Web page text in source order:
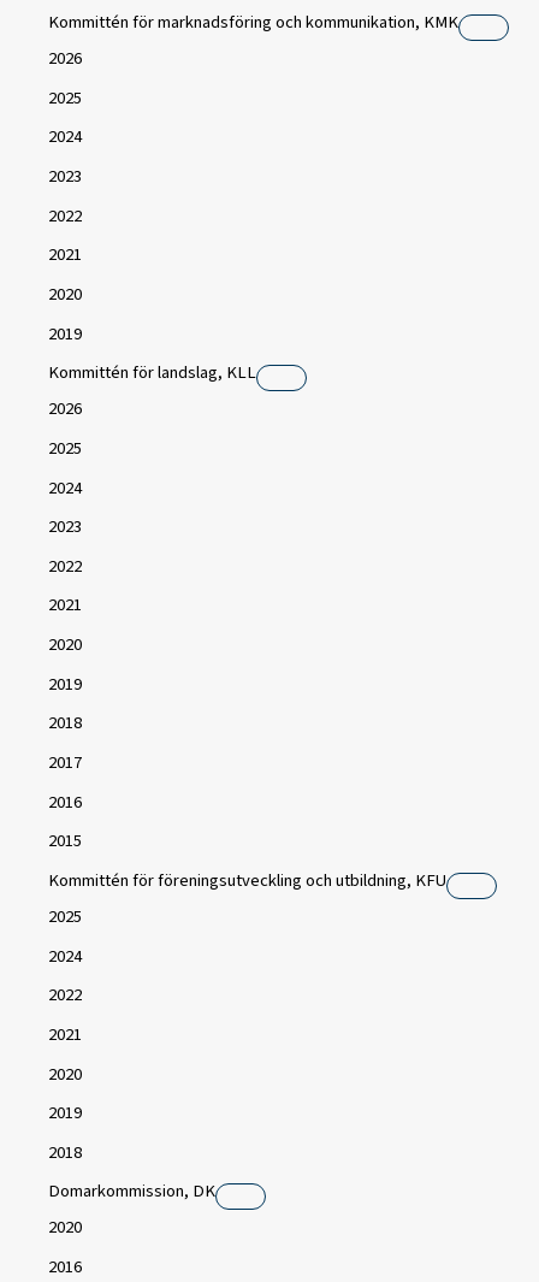
Kommittén för marknadsföring och kommunikation, KMK
2026
2025
2024
2023
2022
2021
2020
2019
Kommittén för landslag, KLL
2026
2025
2024
2023
2022
2021
2020
2019
2018
2017
2016
2015
Kommittén för föreningsutveckling och utbildning, KFU
2025
2024
2022
2021
2020
2019
2018
Domarkommission, DK
2020
2016